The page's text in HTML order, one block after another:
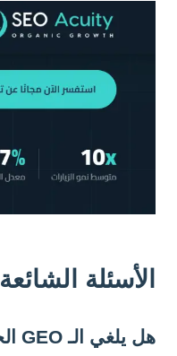
الأسئلة الشائعة
هل يلغي الـ GEO الحاجة إلى الـ SEO؟